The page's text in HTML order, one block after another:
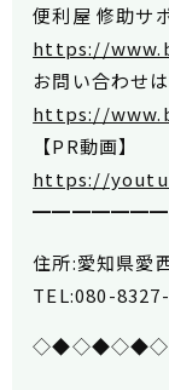
便利屋 修助サ
https://
お問い合わせ
https://
【PR動画】
https://
住所:愛知県愛
TEL:080-